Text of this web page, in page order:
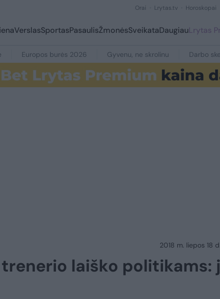
Orai Lrytas.tv Horoskopai
VerslasSportasPasaulisŽmonėsSveikataDaugiauLrytas
Europos burės 2026 Gyvenu, ne skrolinu Darbo
2018 m. liepos 18
laiško politikams: